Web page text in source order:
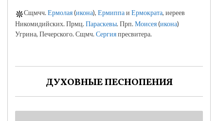
Сщмчч.Ермолая(икона), Ермиппаи Ермократа, иереев
Никомидийских. Прмц.Параскевы. Прп.Моисея(икона)
Угрина, Печерского. Сщмч.Сергияпресвитера.
ДУХОВНЫЕ ПЕСНОПЕНИЯ